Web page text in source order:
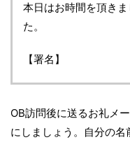
本日はお時間を頂き
た。
【署名】
OB訪問後に送るお礼メ
にしましょう。自分の